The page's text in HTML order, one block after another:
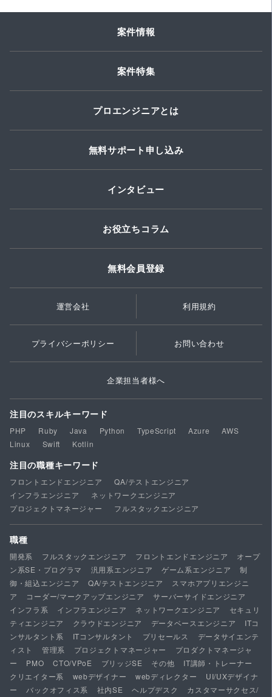
案件情報
案件特集
プロエンジニアとは
無料サポート申し込み
インタビュー
お役立ちコラム
無料会員登録
運営会社 利用規約
プライバシーポリシー お問い合わせ
企業担当者様へ
注目のスキルキーワード
PHP Ruby Java Python TypeScript Azure
AWS
Linux
Swift Kotlin
注目の職種キーワード
フロントエンドエンジニア
QA/テストエンジニア
インフラエンジニア
ネットワークエンジニア
プロジェクトマネージャー
フルスタックエンジニア
職種
開発系 フルスタックエンジニア フロントエンドエンジニア
オープ
ン系SE・プログラマ
汎用系エンジニア ゲーム系エンジニア
制
御・組込エンジニア
QA/テストエンジニア
スマホアプリエンジニ
ア
コーダー/マークアップエンジニア
サーバーサイドエンジニア
インフラ系
インフラエンジニア ネットワークエンジニア
セキュリ
ティエンジニア
クラウドエンジニア データベースエンジニア
ITコ
ンサルタント系
ITコンサルタント プリセールス
データサイエンテ
ィスト
管理系 プロジェクトマネージャー
プロダクトマネージャ
ー
PMO CTO/VPoE ブリッジSE その他
IT講師・トレーナー
クリエイター系
webデザイナー webディレクター
UI/UXデザイナ
ー
バックオフィス系 社内SE ヘルプデスク
カスタマーサクセス/